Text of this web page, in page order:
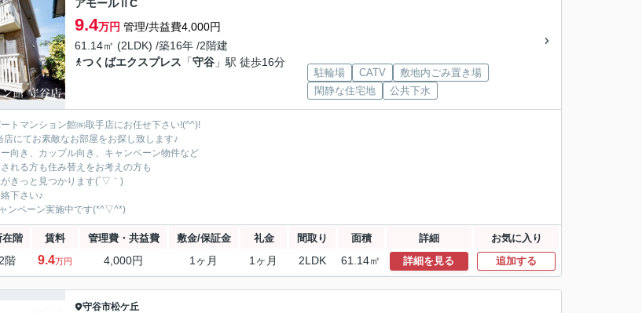
アモールⅡC
9.4万円 管理/共益費4,000円
61.14㎡ (2LDK) /築16年 /2階建
つくばエクスプレス 「守谷 」駅 徒歩16分
駐輪場 CATV
敷地内ごみ置き場
閑静な住宅地
公共下水
トマンション館㈱取手店にお任せ下さい!(^^)!
にてお素敵なお部屋をお探し致します♪
向き、カップル向き、キャンペーン物件など
れる方も住み替えをお考えの方も
きっと見つかります(´▽｀)
下さい♪
ンペーン実施中です(*^▽^*)
在階 賃料 管理費・共益費 敷金/保証金 礼金 間取り 面積 詳細 お気に入り
2階 9.4万円 4,000円 1ヶ月 1ヶ月 2LDK 61.14㎡ 詳細を見る 追加する
守谷市松ケ丘